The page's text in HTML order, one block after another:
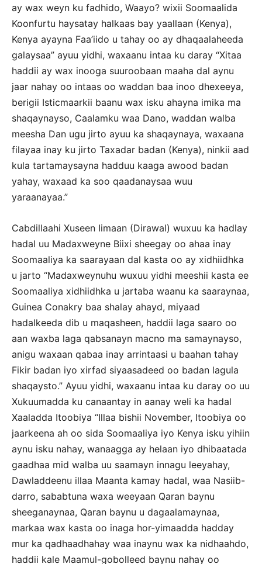
ay wax weyn ku fadhido, Waayo? wixii Soomaalida
Koonfurtu haysatay halkaas bay yaallaan (Kenya),
Kenya ayayna Faa’iido u tahay oo ay dhaqaalaheeda
galaysaa” ayuu yidhi, waxaanu intaa ku daray “Xitaa
haddii ay wax inooga suuroobaan maaha dal aynu
jaar nahay oo intaas oo waddan baa inoo dhexeeya,
berigii Isticmaarkii baanu wax isku ahayna imika ma
shaqaynayso, Caalamku waa Dano, waddan walba
meesha Dan ugu jirto ayuu ka shaqaynaya, waxaana
filayaa inay ku jirto Taxadar badan (Kenya), ninkii aad
kula tartamaysayna hadduu kaaga awood badan
yahay, waxaad ka soo qaadanaysaa wuu
yaraanayaa.”
Cabdillaahi Xuseen Iimaan (Dirawal) wuxuu ka hadlay
hadal uu Madaxweyne Biixi sheegay oo ahaa inay
Soomaaliya ka saarayaan dal kasta oo ay xidhiidhka
u jarto “Madaxweynuhu wuxuu yidhi meeshii kasta ee
Soomaaliya xidhiidhka u jartaba waanu ka saaraynaa,
Guinea Conakry baa shalay ahayd, miyaad
hadalkeeda dib u maqasheen, haddii laga saaro oo
aan waxba laga qabsanayn macno ma samaynayso,
anigu waxaan qabaa inay arrintaasi u baahan tahay
Fikir badan iyo xirfad siyaasadeed oo badan lagula
shaqaysto.” Ayuu yidhi, waxaanu intaa ku daray oo uu
Xukuumadda ku canaantay in aanay weli ka hadal
Xaaladda Itoobiya “Illaa bishii November, Itoobiya oo
jaarkeena ah oo sida Soomaaliya iyo Kenya isku yihiin
aynu isku nahay, wanaagga ay helaan iyo dhibaatada
gaadhaa mid walba uu saamayn innagu leeyahay,
Dawladdeenu illaa Maanta kamay hadal, waa Nasiib-
darro, sababtuna waxa weeyaan Qaran baynu
sheeganaynaa, Qaran baynu u dagaalamaynaa,
markaa wax kasta oo inaga hor-yimaadda hadday
mur ka qadhaadhahay waa inaynu wax ka nidhaahdo,
haddii kale Maamul-gobolleed baynu nahay oo